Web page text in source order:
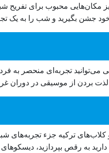
مکان‌هایی محبوب برای تفریح
خود جشن بگیرید و شب را به یک
می‌توانید تجربه‌ای منحصر به
بردن از موسیقی در دوران
ترکیه جزء تجربه‌های
به رقص بپردازید، دیسکوهای